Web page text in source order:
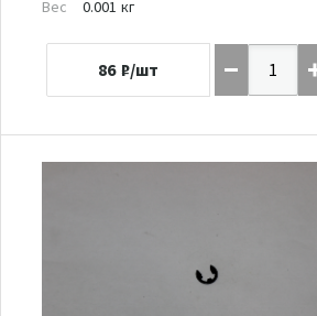
Вес
0.001 кг
86 ₽/шт